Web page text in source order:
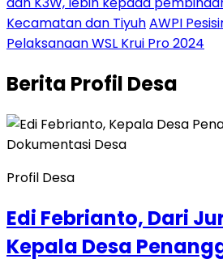
Kecamatan dan TiyuhAWPI
Pelaksanaan WSL Krui Pro 2024
Berita Profil Desa
Profil Desa
Edi Febrianto, Dari
Kepala Desa